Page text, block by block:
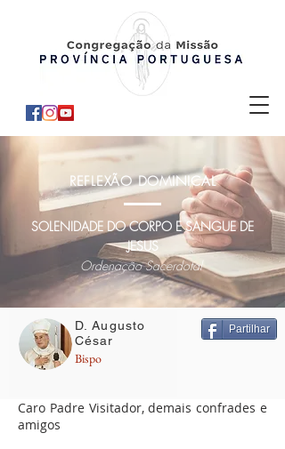
REFLEXÃO DOMINICAL
SOLENIDADE DO CORPO E SANGUE DE
JESUS
Ordenação Sacerdotal
D. Augusto
César
Bispo
Partilhar
Caro Padre Visitador, demais confrades e
amigos